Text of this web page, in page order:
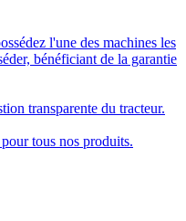
l'une des machines les
bénéficiant de la garantie
transparente du tracteur.
tous nos produits.